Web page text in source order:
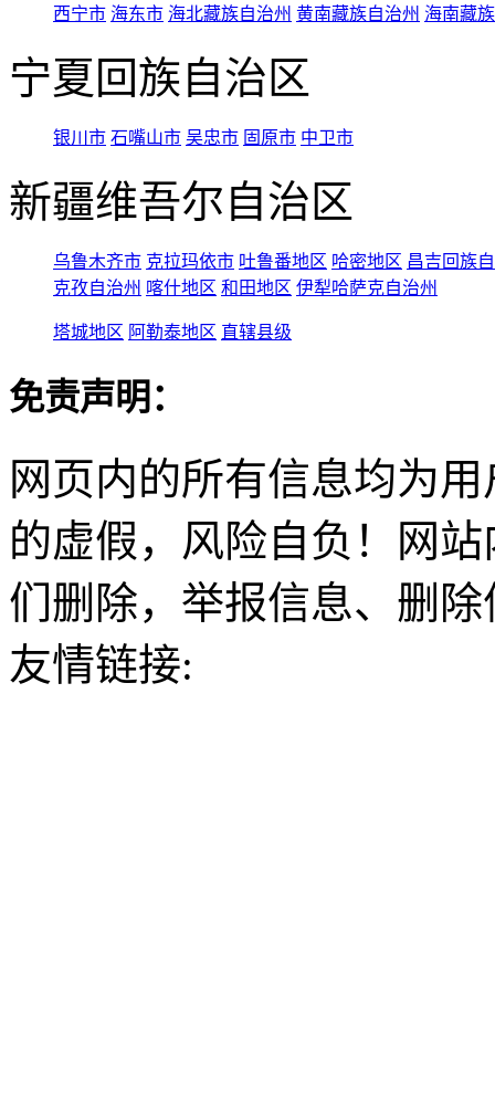
西宁市 海东市 海北藏族自治州 黄南藏族自治州 海南藏
宁夏回族自治区
银川市 石嘴山市 吴忠市 固原市 中卫市
新疆维吾尔自治区
乌鲁木齐市 克拉玛依市 吐鲁番地区 哈密地区 昌吉回族
克孜自治州 喀什地区 和田地区 伊犁哈萨克自治州
塔城地区 阿勒泰地区 直辖县级
免责声明：
网页内的所有信息均为
的虚假，风险自负！网
们删除，举报信息、删
友情链接: